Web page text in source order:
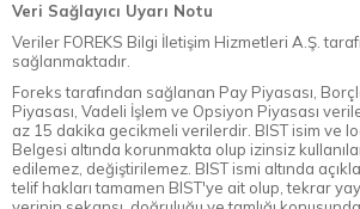
Veri Sağlayıcı Uyarı Notu
Veriler FOREKS Bilgi İletişim Hizmetleri A.Ş.
sağlanmaktadır.
Foreks tarafından sağlanan Pay Piyasası,
Piyasası, Vadeli İşlem ve Opsiyon Piyasası
az 15 dakika gecikmeli verilerdir. BIST isim ve
Belgesi altında korunmakta olup izinsiz
edilemez, değiştirilemez. BIST ismi altında
telif hakları tamamen BIST'ye ait olup, tekrar